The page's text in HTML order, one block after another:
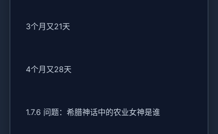
3个月又21天
4个月又28天
1.7.6 问题：希腊神话中的农业女神是谁